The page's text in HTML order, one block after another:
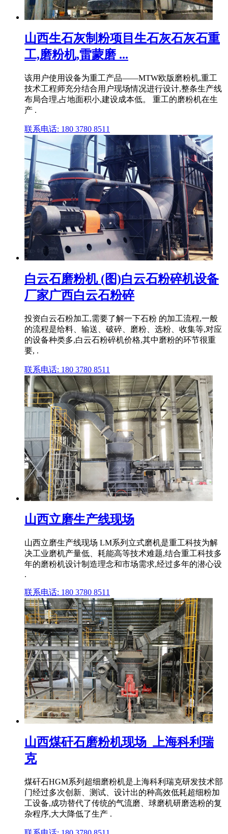
山西生石灰制粉项目生石灰石灰石重
工,磨粉机,雷蒙磨 ...
该用户使用设备为重工产品——MTW欧版磨粉机,重工
技术工程师充分结合用户现场情况进行设计,整条生产线
布局合理,占地面积小,建设成本低。 重工的磨粉机在生
产 .
联系电话: 180 3780 8511
白云石磨粉机 (图)白云石粉碎机设备
厂家广西白云石粉碎
投资白云石粉加工,需要了解一下石粉 的加工流程,一般
的流程是给料、输送、破碎、磨粉、选粉、收集等,对应
的设备种类多,白云石粉碎机价格,其中磨粉的环节很重
要, .
联系电话: 180 3780 8511
山西立磨生产线现场
山西立磨生产线现场 LM系列立式磨机是重工科技为解
决工业磨机产量低、耗能高等技术难题,结合重工科技多
年的磨粉机设计制造理念和市场需求,经过多年的潜心设
.
联系电话: 180 3780 8511
山西煤矸石磨粉机现场_上海科利瑞
克
煤矸石HGM系列超细磨粉机是上海科利瑞克研发技术部
门经过多次创新、测试、设计出的种高效低耗超细粉加
工设备,成功替代了传统的气流磨、球磨机研磨选粉的复
杂程序,大大降低了生产 .